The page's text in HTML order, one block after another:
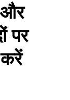
और
पर
करें